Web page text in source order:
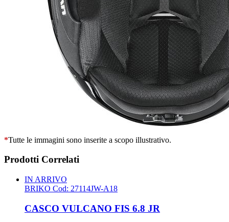
*Tutte le immagini sono inserite a scopo illustrativo.
Prodotti Correlati
IN ARRIVO
BRIKO Cod: 27114JW-A18
CASCO VULCANO FIS 6.8 JR